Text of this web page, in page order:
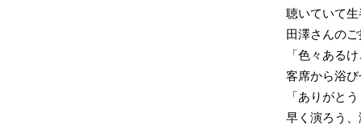
聴いていて
田澤さんの
「色々ある
客席から浴
「ありがと
早く演ろう